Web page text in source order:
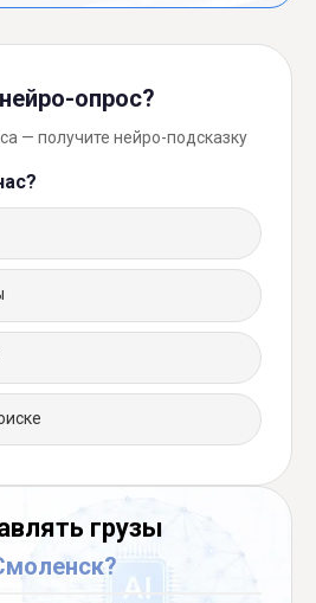
опрос?
— получите нейро-подсказку
грузы